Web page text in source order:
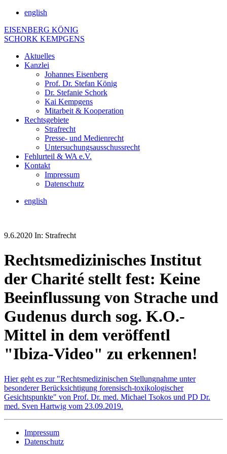
english
EISENBERG KÖNIG
SCHORK KEMPGENS
Aktuelles
Kanzlei
Johannes Eisenberg
Prof. Dr. Stefan König
Dr. Stefanie Schork
Kai Kempgens
Mitarbeit & Kooperation
Rechtsgebiete
Strafrecht
Presse- und Medienrecht
Untersuchungsausschussrecht
Fehlurteil & WA e.V.
Kontakt
Impressum
Datenschutz
english
9.6.2020 In: Strafrecht
Rechtsmedizinisches Institut
der Charité stellt fest: Keine
Beeinflussung von Strache und
Gudenus durch sog. K.O.-
Mittel in dem veröffentl
"Ibiza-Video" zu erkennen!
Hier geht es zur "Rechtsmedizinischen Stellungnahme unter
besonderer Berücksichtigung forensisch-toxikologischer
Gesichtspunkte" von Prof. Dr. med. Michael Tsokos und PD Dr.
med. Sven Hartwig vom 23.09.2019.
Impressum
Datenschutz